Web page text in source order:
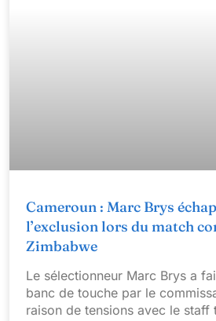
Cameroun : Marc Brys
l’exclusion lors du match
Zimbabwe
Le sélectionneur Marc Brys a
banc de touche par le
raison de tensions avec le staff